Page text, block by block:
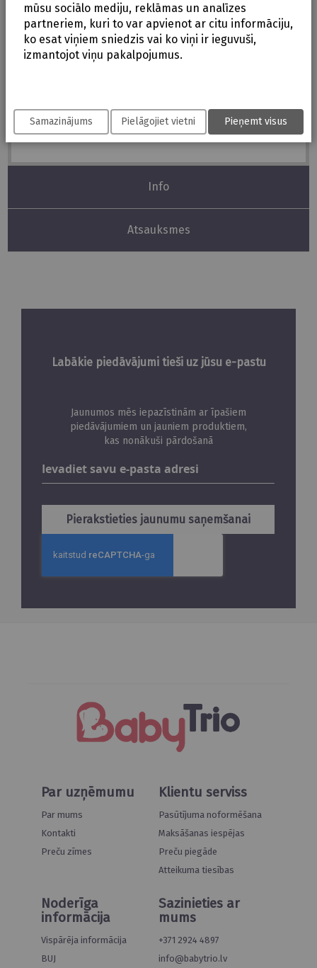
vecuma
Parametri
Izmēri: kakla izmērs 19-32 cm
Pārbaudīti un droši materiāli: atbilst Eiropas un
ASV standartiem.
Info
Atsauksmes
Labākie piedāvājumi tieši uz jūsu e-pastu
Jaunumos mēs iepazīstinām ar īpašiem
piedāvājumiem un jauniem produktiem,
kas nonākuši pārdošanā
jaunumus
Pierakstieties jaunumu saņemšanai
Par uzņēmumu
Par mums
Kontakti
Preču zīmes
Klientu serviss
Pasūtījuma noformēšana
Maksāšanas iespējas
Preču piegāde
Atteikuma tiesības
Noderīga
informācija
Vispārēja informācija
BUJ
Sazinieties ar
mums
+371 2924 4897
info@babytrio.lv
mūsu sociālo mediju, reklāmas un analīzes
partneriem, kuri to var apvienot ar citu informāciju,
ko esat viņiem sniedzis vai ko viņi ir ieguvuši,
izmantojot viņu pakalpojumus.
Samazinājums Pielāgojiet vietni Pieņemt visus